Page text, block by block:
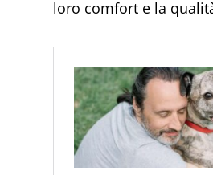
loro comfort e la